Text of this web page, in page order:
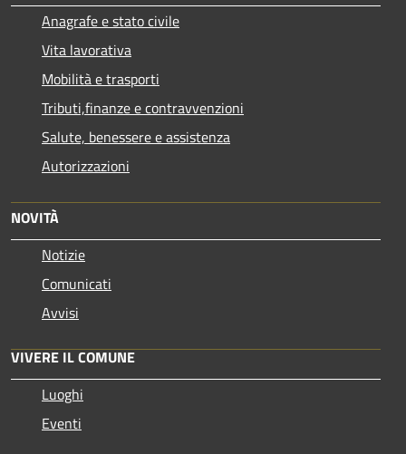
Anagrafe e stato civile
Vita lavorativa
Mobilità e trasporti
Tributi,finanze e contravvenzioni
Salute, benessere e assistenza
Autorizzazioni
NOVITÀ
Notizie
Comunicati
Avvisi
VIVERE IL COMUNE
Luoghi
Eventi